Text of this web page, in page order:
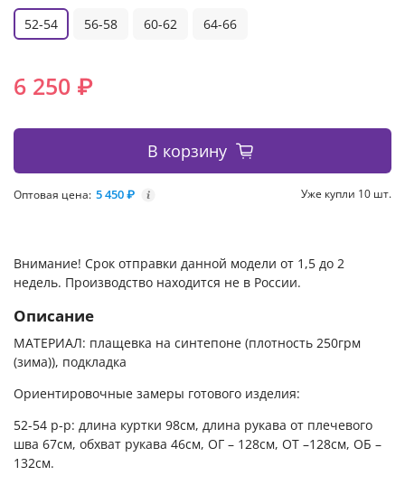
52-54
56-58 60-62 64-66
6 250 ₽
В корзину
Оптовая цена: 5 450 ₽ i Уже купли 10 шт.
Внимание! Срок отправки данной модели от 1,5 до 2
недель. Производство находится не в России.
Описание
МАТЕРИАЛ: плащевка на синтепоне (плотность 250грм
(зима)), подкладка
Ориентировочные замеры готового изделия:
52-54 р-р: длина куртки 98см, длина рукава от плечевого
шва 67см, обхват рукава 46см, ОГ – 128см, ОТ –128см, OБ –
132см.